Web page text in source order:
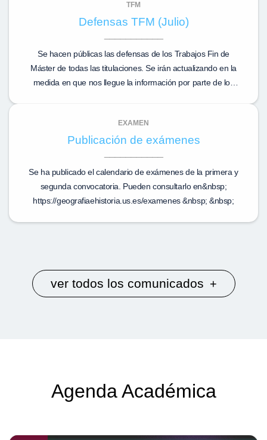
TFM
Defensas TFM (Julio)
Se hacen públicas las defensas de los Trabajos Fin de
Máster de todas las titulaciones. Se irán actualizando en la
medida en que nos llegue la información por parte de los
EXAMEN
Publicación de exámenes
Se ha publicado el calendario de exámenes de la primera y
segunda convocatoria. Pueden consultarlo en&nbsp;
https://geografiaehistoria.us.es/examenes &nbsp; &nbsp;
ver todos los comunicados +
Agenda Académica